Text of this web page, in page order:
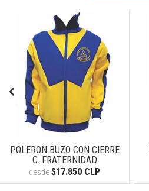
POLERON BUZO CON CIERRE
C. FRATERNIDAD
desde$17.850 CLP